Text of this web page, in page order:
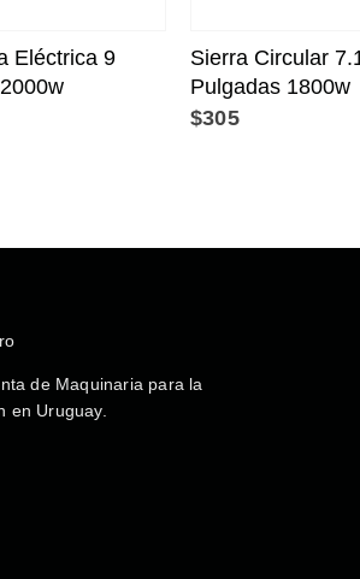
Eléctrica 9
Sierra Circular
Pulgadas 1800w
$305
de Maquinaria para la
en Uruguay.